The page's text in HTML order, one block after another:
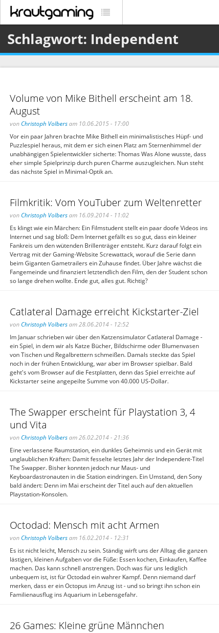
Schlagwort: Independent
Volume von Mike Bithell erscheint am 18.
August
von Christoph Volbersam 10.06.2015 - 17:00
Vor ein paar Jahren brachte Mike Bithell ein minimalistisches Hüpf- und
Puzzlespiel heraus, mit dem er sich einen Platz am Sternenhimmel der
unabhängigen Spielentwickler sicherte: Thomas Was Alone wusste, dass
eher simple Spielprinzip durch puren Charme auszugleichen. Nun steht
das nächste Spiel in Minimal-Optik an.
Filmkritik: Vom YouTuber zum Weltenretter
von Christoph Volbersam 16.09.2014 - 11:02
Es klingt wie ein Märchen: Ein Filmstudent stellt ein paar doofe Videos ins
Internet und sag bloß: Dem Internet gefällt es so gut, dass ein kleiner
Fankreis um den wütenden Brillenträger entsteht. Kurz darauf folgt ein
Vertrag mit der Gaming-Website Screwattack, worauf die Serie dann
beim Giganten Gametrailers ein Zuhause findet. Über Jahre wächst die
Fangemeinde und finanziert letztendlich den Film, den der Student schon
so lange drehen wollte. Ende gut, alles gut. Richtig?
Catlateral Damage erreicht Kickstarter-Ziel
von Christoph Volbersam 28.06.2014 - 12:52
Im Januar schrieben wir über den Katzensimulator Catlateral Damage -
ein Spiel, in dem wir als Katze Bücher, Bildschirme oder Blumenvasen
von Tischen und Regalbrettern schmeißen. Damals steckte das Spiel
noch in der frühen Entwicklung, war aber im Browser spielbar. Bald
geht's vom Browser auf die Festplatten, denn das Spiel erreichte auf
Kickstarter seine angepeilte Summe von 40.000 US-Dollar.
The Swapper erscheint für Playstation 3, 4
und Vita
von Christoph Volbersam 26.02.2014 - 21:36
Eine verlassene Raumstation, ein dunkles Geheimnis und ein Gerät mit
unglaublichen Kräften: Damit fesselte letztes Jahr der Independent-Titel
The Swapper. Bisher konnten jedoch nur Maus- und
Keyboardastronauten in die Station eindringen. Ein Umstand, den Sony
bald ändert: Denn im Mai erscheint der Titel auch auf den aktuellen
Playstation-Konsolen.
Octodad: Mensch mit acht Armen
von Christoph Volbersam 16.02.2014 - 12:31
Es ist nicht leicht, Mensch zu sein. Ständig wirft uns der Alltag die ganzen
lästigen, kleinen Aufgaben vor die Füße: Essen kochen, Einkaufen, Kaffee
machen. Das kann schnell anstrengen. Doch was für uns lediglich
unbequem ist, ist für Octodad ein wahrer Kampf. Denn niemand darf
merken, dass er ein Octopus im Anzug ist - und so bringt ihn schon ein
Familienausflug ins Aquarium in Lebensgefahr.
26 Games: Kleine grüne Männchen